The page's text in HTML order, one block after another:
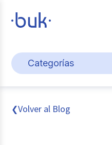
Categorías
Gestión de
Cultura y bienestar
❮Volver al Blog